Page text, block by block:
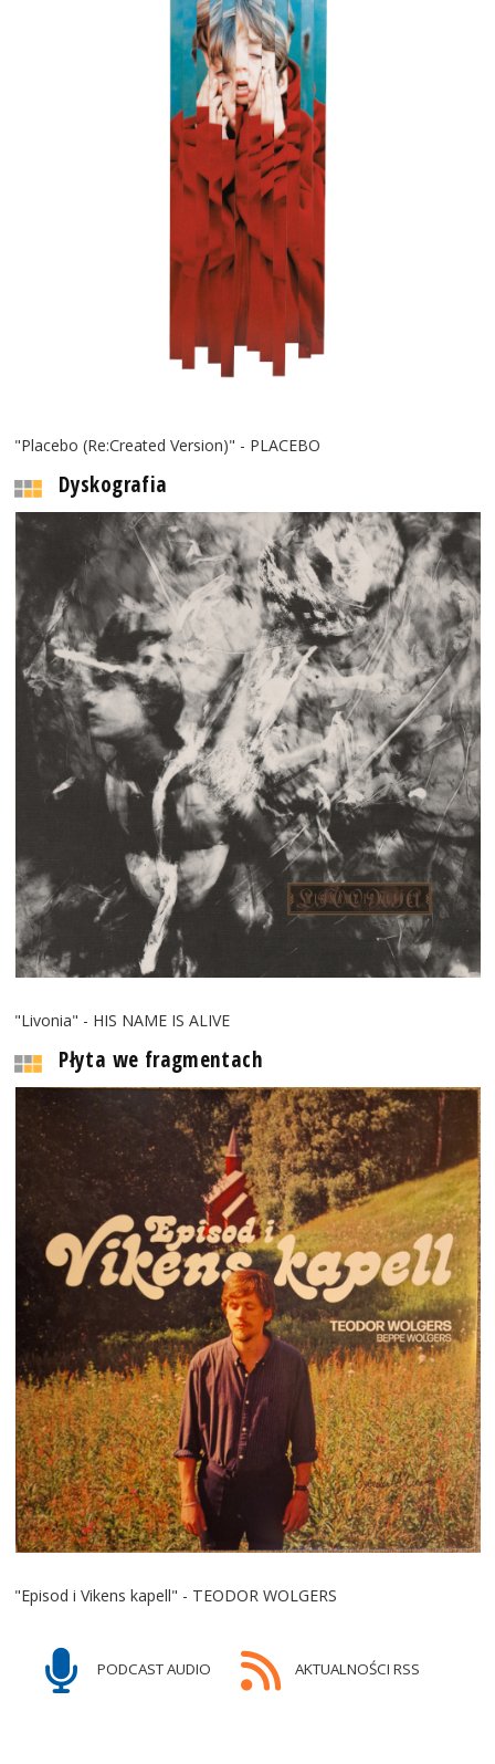
"Placebo (Re:Created Version)" - PLACEBO
Dyskografia
"Livonia" - HIS NAME IS ALIVE
Płyta we fragmentach
"Episod i Vikens kapell" - TEODOR WOLGERS
PODCAST AUDIO AKTUALNOŚCI RSS